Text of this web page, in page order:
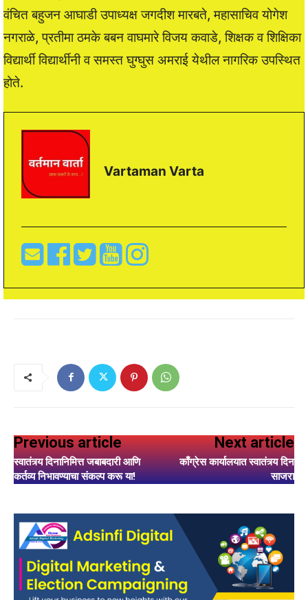
वंचित बहुजन आघाडी उपाध्यक्ष जगदीश मारबते, महासाचिव योगेश
नगराळे, प्रतीमा ठमके बबन वाघमारे विजय कवाडे, शिक्षक व शिक्षिका
विद्यार्थी विद्यार्थीनी व समस्त घुग्घुस अमराई येथील नागरिक उपस्थित
होते.
Vartaman Varta
Previous article
स्वातंत्र्य दिनानिमित्त जबाबदारी आणि
कर्तव्य निभावण्याचा संकल्प करू या!
Next article
काँग्रेस कार्यालयात स्वातंत्र्य दिन
साजरा